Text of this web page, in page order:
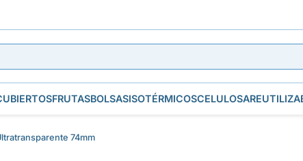
FRUTASBOLSASISOTÉRMICOSCELULOSA
74mm